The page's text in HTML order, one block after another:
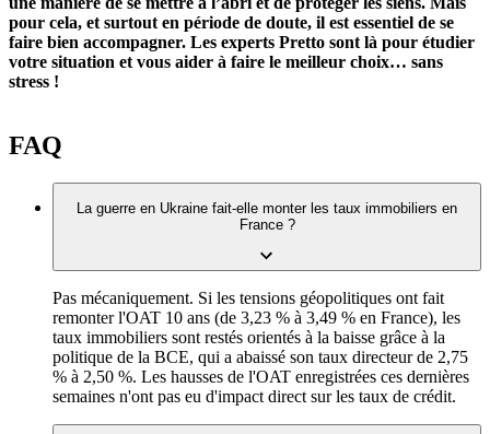
pour cela, et surtout en période de doute, il est essentiel de se
faire bien accompagner. Les experts Pretto sont là pour étudier
votre situation et vous aider à faire le meilleur choix… sans
stress !
FAQ
La guerre en Ukraine fait-elle monter les taux immobiliers en
France ?
Pas mécaniquement. Si les tensions géopolitiques ont fait
remonter l'OAT 10 ans (de 3,23 % à 3,49 % en France), les
taux immobiliers sont restés orientés à la baisse grâce à la
politique de la BCE, qui a abaissé son taux directeur de 2,75
% à 2,50 %. Les hausses de l'OAT enregistrées ces dernières
semaines n'ont pas eu d'impact direct sur les taux de crédit.